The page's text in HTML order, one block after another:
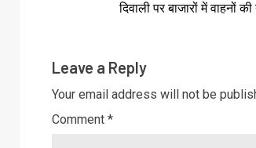
दिवाली पर बाजारों में वाहनों की
Leave a Reply
Your email address will not be
Comment *